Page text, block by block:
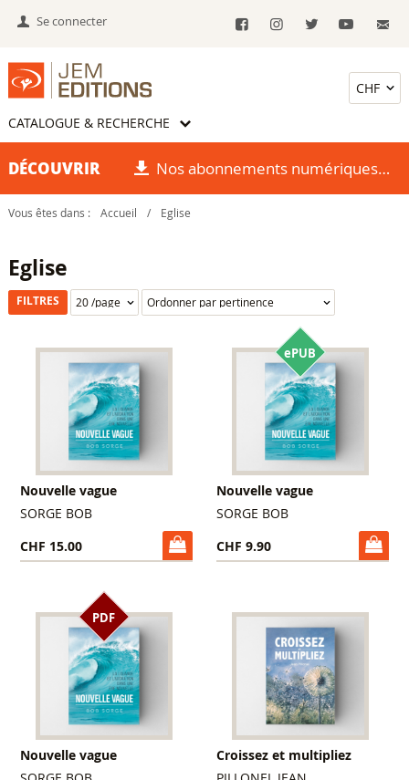
Se connecter
CATALOGUE & RECHERCHE
DÉCOUVRIR Nos abonnements numériques
Vous êtes dans : Accueil / Eglise
Eglise
FILTRES
Nouvelle vague
SORGE BOB
CHF 15.00
ePUB
Nouvelle vague
SORGE BOB
CHF 9.90
PDF
Nouvelle vague Croissez et multipliez